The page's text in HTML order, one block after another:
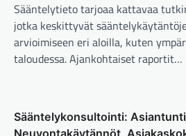
Sääntelytieto tarjoaa kattavaa
jotka keskittyvät
arvioimiseen eri aloilla, kuten
taloudessa. Ajankohtaiset raportit…
Sääntelykonsultointi: